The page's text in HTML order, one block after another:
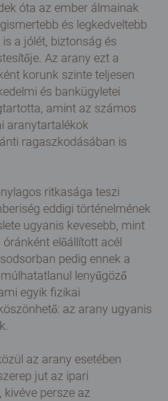
óta az ember álmainak
és legkedveltebb
a jólét, biztonság és
Az arany ezt a
korunk szinte teljesen
és bankügyletei
amint az számos
aranytartalékok
ragaszkodásában is
ritkasága teszi
eddigi történelmének
ugyanis kevesebb, mint
előállított acél
pedig ennek a
lenyűgöző
egyik fizikai
az arany ugyanis
az arany esetében
jut az ipari
persze az